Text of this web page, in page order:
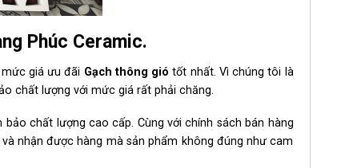
Phúc Ceramic.
giá ưu đãi Gạch thông giótốt nhất. Vì chúng tôi là
chất lượng với mức giá rất phải chăng.
chất lượng cao cấp. Cùng với chính sách bán hàng
nhận được hàng mà sản phẩm không đúng như cam